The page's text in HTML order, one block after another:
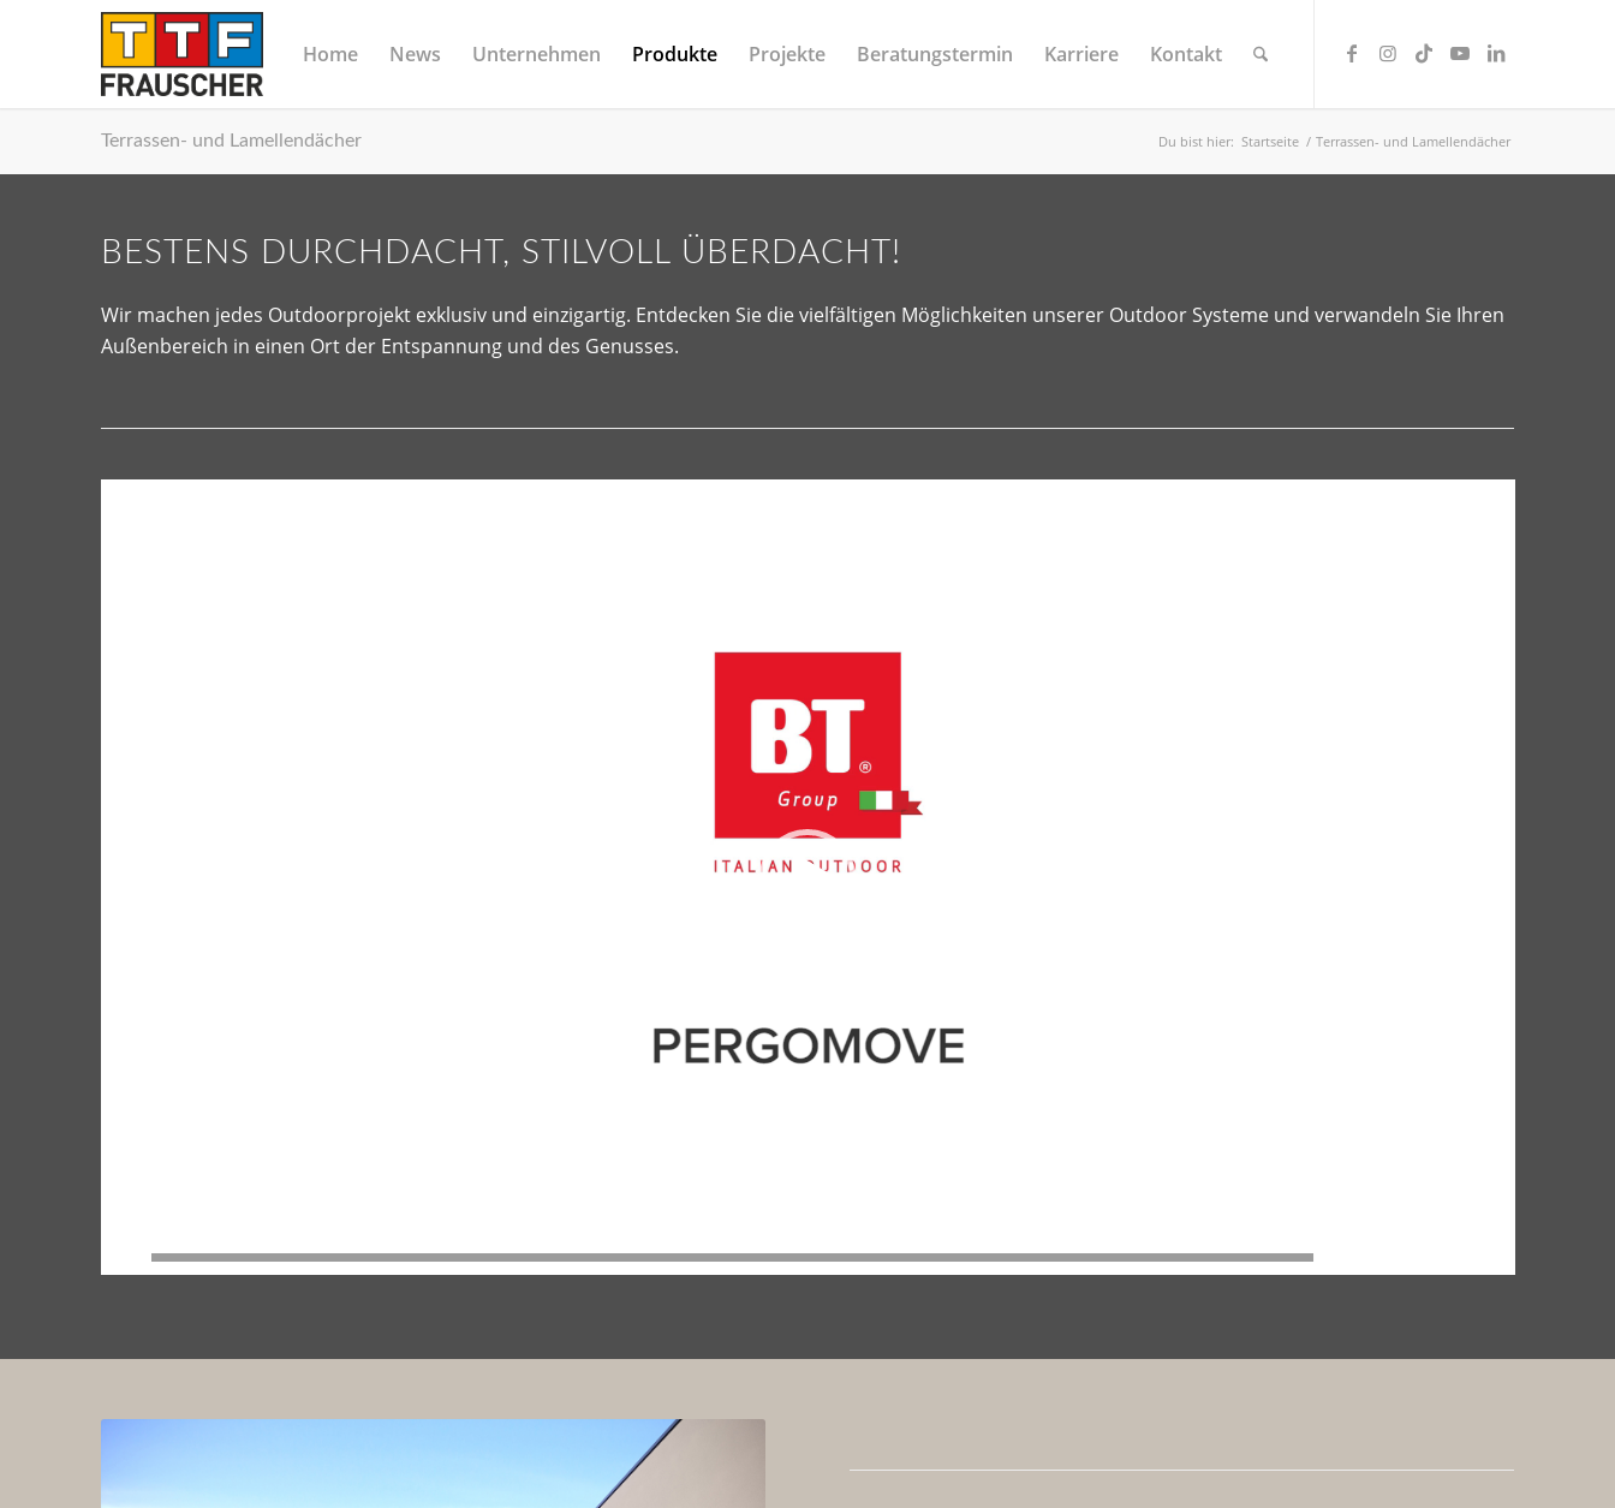
Home News Unternehmen Produkte Projekte Beratungstermin Karriere Kontakt
Terrassen- und Lamellendächer Du bist hier: Startseite / Terrassen- und Lamellendächer
BESTENS DURCHDACHT, STILVOLL ÜBERDACHT!
Wir machen jedes Outdoorprojekt exklusiv und einzigartig. Entdecken Sie die vielfältigen Möglichkeiten unserer Outdoor Systeme und verwandeln Sie Ihren
Außenbereich in einen Ort der Entspannung und des Genusses.